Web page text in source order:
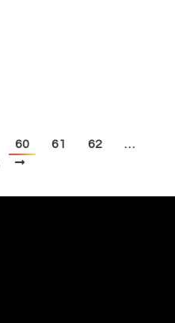
60 61 62
…